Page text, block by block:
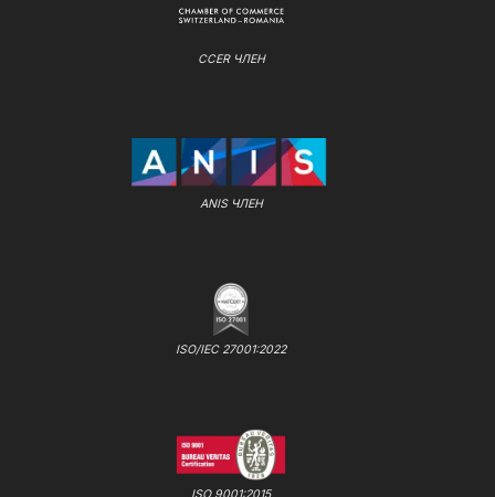
CCER ЧЛЕН
ANIS ЧЛЕН
ISO/IEC 27001:2022
ISO 9001:2015